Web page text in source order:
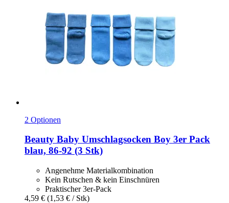
2 Optionen
Beauty Baby Umschlagsocken Boy 3er Pack
blau, 86-​92 (3 Stk)
Angenehme Materialkombination
Kein Rutschen & kein Einschnüren
Praktischer 3er-Pack
4,59 € (1,53 € / Stk)